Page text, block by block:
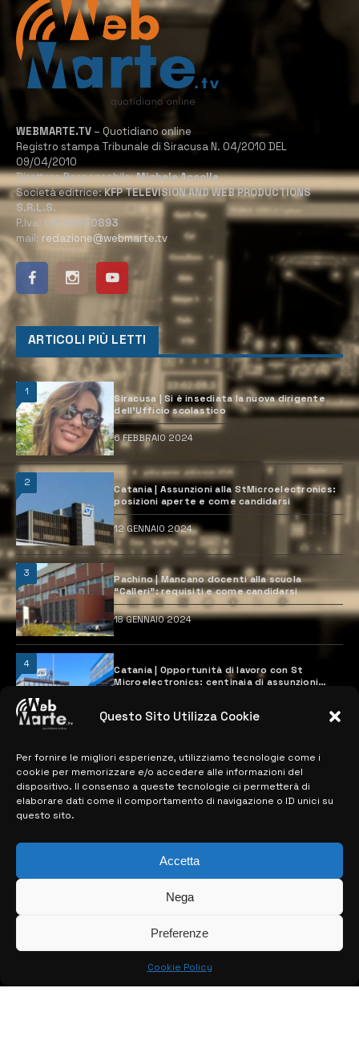
Questo Sito Utilizza Cookie
Per fornire le migliori esperienze, utilizziamo tecnologie come i
cookie per memorizzare e/o accedere alle informazioni del
dispositivo. Il consenso a queste tecnologie ci permetterà di
elaborare dati come il comportamento di navigazione o ID unici su
questo sito.
Accetta
Nega
Preferenze
Cookie Policy
WEBMARTE.TV – Quotidiano online
Registro stampa Tribunale di Siracusa N. 04/2010 DEL
09/04/2010
Direttore Responsabile:Michele Accolla
Società editrice:KFP TELEVISION AND WEB PRODUCTIONS
S.R.L.S.
P.Iva: 02184950893
mail: redazione@webmarte.tv
ARTICOLI PIÙ LETTI
1
Siracusa | Si è insediata la nuova dirigente
dell’Ufficio scolastico
6 FEBBRAIO 2024
2
Catania | Assunzioni alla StMicroelectronics:
posizioni aperte e come candidarsi
12 GENNAIO 2024
3
Pachino | Mancano docenti alla scuola
“Calleri”: requisiti e come candidarsi
18 GENNAIO 2024
4
Catania | Opportunità di lavoro con St
Microelectronics: centinaia di assunzioni
28 MARZO 2024
MAPPA DEL SITO
> NOTIZIE
> EDIZIONI LOCALI